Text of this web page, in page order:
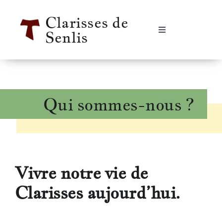
contenu
Clarisses de
Senlis
Navigation
Se rencontrer
Qui sommes-nous ?
Notre histoire
Qui sommes-nous ?
Vivre notre vie de
Clarisses aujourd’hui.